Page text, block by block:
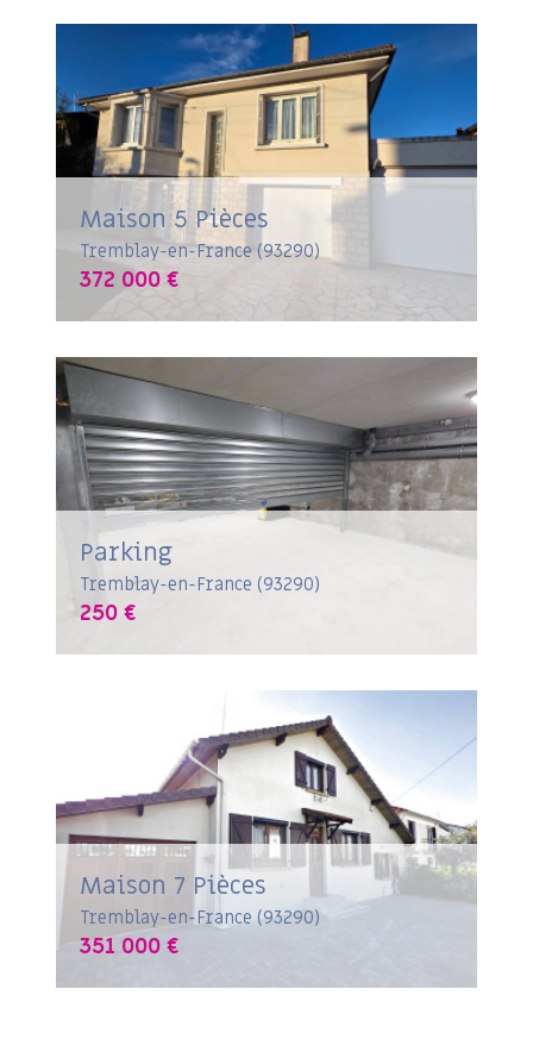
Maison 5 Pièces
Tremblay-en-France (93290)
372 000 €
Parking
Tremblay-en-France (93290)
250 €
Maison 7 Pièces
Tremblay-en-France (93290)
351 000 €